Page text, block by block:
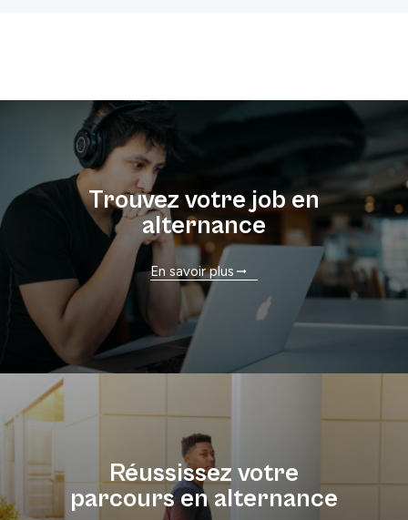
Trouvez votre job en
alternance
En savoir plus
Réussissez votre
parcours en alternance